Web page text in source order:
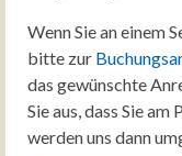
Wenn Sie an einem
bitte zur
das gewünschte
Sie aus, dass Sie
werden uns dann